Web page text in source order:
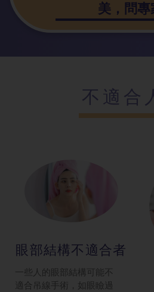
美，問專
不適合
眼部結構不適 合者
一些人的眼部結構可能不
適合吊線手術，如眼瞼過